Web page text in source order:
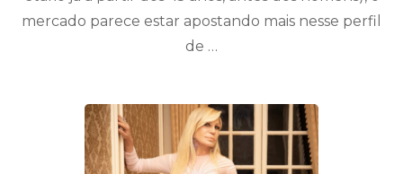
mercado parece estar apostando mais nesse perfil
de …